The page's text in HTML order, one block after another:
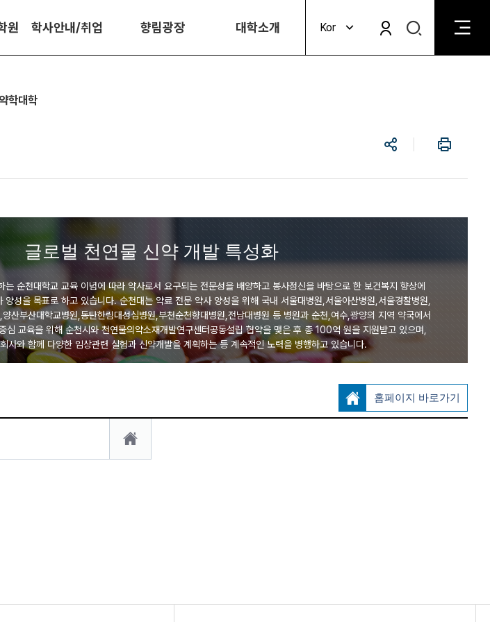
원 학사안내/취업 향림광장 대학소개 Kor
검
비
약학대학
공
인
쇄
글로벌 천연물 신약 개발 특성화
는 순천대학교 교육 이념에 따라 약사로서 요구되는 전문성을 배양하고 봉사정신을 바탕으로 한 보건복지 향상에
성을 목표로 하고 있습니다. 순천대는 약료 전문 약사 양성을 위해 국내 서울대병원,서울아산병원,서울경찰병원,
산부산대학교병원,동탄한림대성심병원,부천순천향대병원,전남대병원 등 병원과 순천,여수,광양의 지역 약국에서
심 교육을 위해 순천시와 천연물의약소재개발연구센터공동설립 협약을 맺은 후 총 100억 원을 지원받고 있으며,
사와 함께 다양한 임상관련 실험과 신약개발을 계획하는 등 계속적인 노력을 병행하고 있습니다.
홈페이지 바로가기